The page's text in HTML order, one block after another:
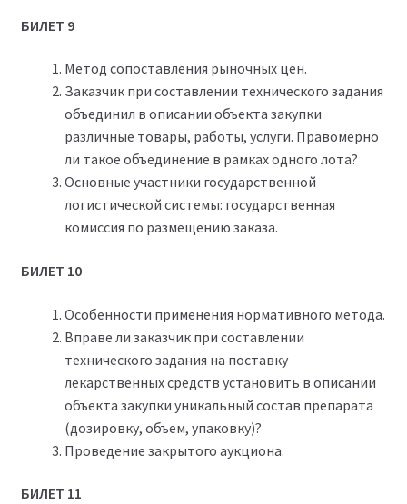
БИЛЕТ 9
Метод сопоставления рыночных цен.
Заказчик при составлении технического задания
объединил в описании объекта закупки
различные товары, работы, услуги. Правомерно
ли такое объединение в рамках одного лота?
Основные участники государственной
логистической системы: государственная
комиссия по размещению заказа.
БИЛЕТ 10
Особенности применения нормативного метода.
Вправе ли заказчик при составлении
технического задания на поставку
лекарственных средств установить в описании
объекта закупки уникальный состав препарата
(дозировку, объем, упаковку)?
Проведение закрытого аукциона.
БИЛЕТ 11